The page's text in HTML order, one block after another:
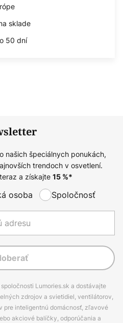
sklade
50 dní
našich špeciálnych ponukách,
trendoch v osvetlení.
a získajte 15%*
osoba Spoločnosť
Lumories.sk a dostávajte
zdrojov a svietidiel, ventilátorov,
pre inteligentnú domácnosť, zľavové
akciové balíčky, odporúčania a